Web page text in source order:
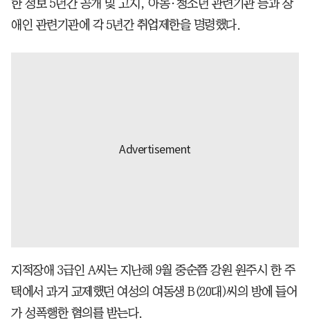
한 정보 5년간 공개 및 고지, 아동·청소년 관련기관 등과 장
애인 관련기관에 각 5년간 취업제한을 명령했다.
지적장애 3급인 A씨는 지난해 9월 중순쯤 강원 원주시 한 주
택에서 과거 교제했던 여성의 여동생 B(20대)씨의 방에 들어
가 성폭행한 혐의를 받는다.